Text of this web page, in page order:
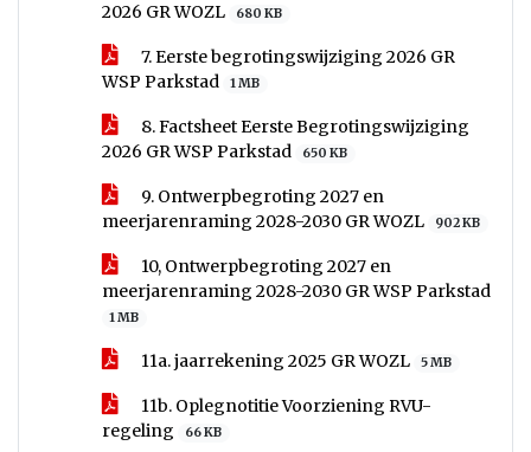
2026 GR WOZL
680 KB
7. Eerste begrotingswijziging 2026 GR
WSP Parkstad
1 MB
8. Factsheet Eerste Begrotingswijziging
2026 GR WSP Parkstad
650 KB
9. Ontwerpbegroting 2027 en
meerjarenraming 2028-2030 GR WOZL
902 KB
10, Ontwerpbegroting 2027 en
meerjarenraming 2028-2030 GR WSP Parkstad
1 MB
11a. jaarrekening 2025 GR WOZL 5 MB
11b. Oplegnotitie Voorziening RVU-
regeling
66 KB